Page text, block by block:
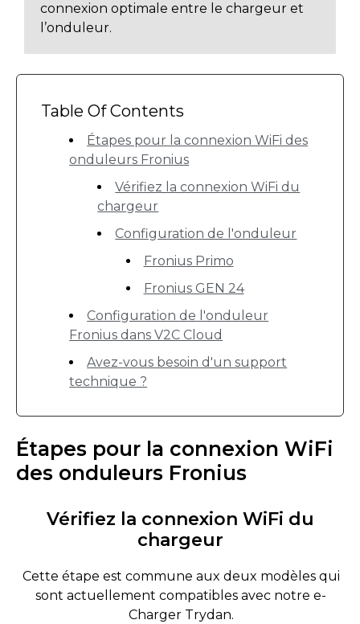
connexion optimale entre le chargeur et
l’onduleur.
Table Of Contents
Étapes pour la connexion WiFi des
onduleurs Fronius
Vérifiez la connexion WiFi du
chargeur
Configuration de l'onduleur
Fronius Primo
Fronius GEN 24
Configuration de l'onduleur
Fronius dans V2C Cloud
Avez-vous besoin d'un support
technique ?
Étapes pour la connexion WiFi
des onduleurs Fronius
Vérifiez la connexion WiFi du
chargeur
Cette étape est commune aux deux modèles qui
sont actuellement compatibles avec notre e-
Charger Trydan.